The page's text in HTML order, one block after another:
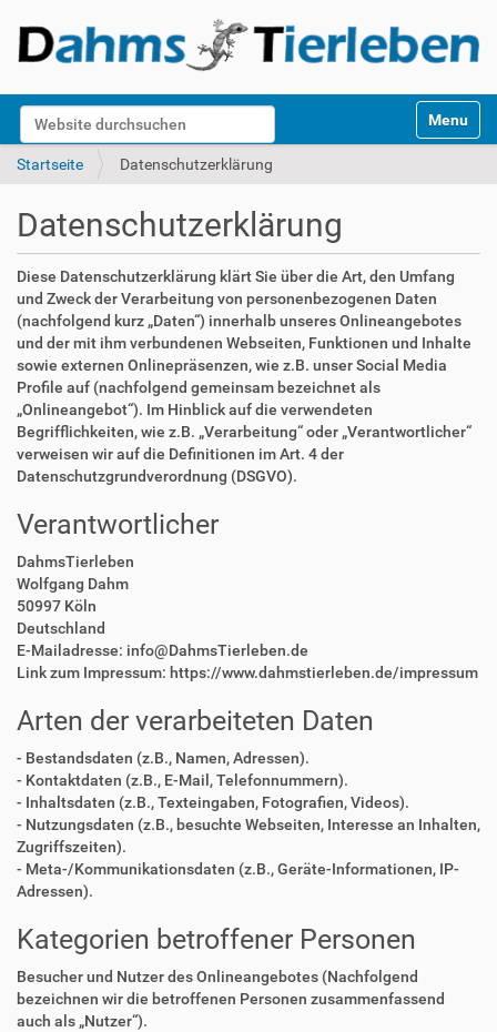
Website durchsuchen
k
Toggle
Startseite Datenschutzerklärung
Datenschutzerklärung
Diese Datenschutzerklärung klärt Sie über die Art, den Umfang
und Zweck der Verarbeitung von personenbezogenen Daten
(nachfolgend kurz „Daten“) innerhalb unseres Onlineangebotes
und der mit ihm verbundenen Webseiten, Funktionen und Inhalte
sowie externen Onlinepräsenzen, wie z.B. unser Social Media
Profile auf (nachfolgend gemeinsam bezeichnet als
„Onlineangebot“). Im Hinblick auf die verwendeten
Begrifflichkeiten, wie z.B. „Verarbeitung“ oder „Verantwortlicher“
verweisen wir auf die Definitionen im Art. 4 der
Datenschutzgrundverordnung (DSGVO).
Verantwortlicher
DahmsTierleben
Wolfgang Dahm
50997 Köln
Deutschland
E-Mailadresse: info@DahmsTierleben.de
Link zum Impressum: https://www.dahmstierleben.de/impressum
Arten der verarbeiteten Daten
- Bestandsdaten (z.B., Namen, Adressen).
- Kontaktdaten (z.B., E-Mail, Telefonnummern).
- Inhaltsdaten (z.B., Texteingaben, Fotografien, Videos).
- Nutzungsdaten (z.B., besuchte Webseiten, Interesse an Inhalten,
Zugriffszeiten).
- Meta-/Kommunikationsdaten (z.B., Geräte-Informationen, IP-
Adressen).
Kategorien betroffener Personen
Besucher und Nutzer des Onlineangebotes (Nachfolgend
bezeichnen wir die betroffenen Personen zusammenfassend
auch als „Nutzer“).